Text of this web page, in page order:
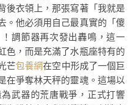
後衣領上，那張寫著「我就是
。他必須用自己最真實的「傻
調節器再次發出轟鳴，這一
色，而是充滿了水瓶座特有的
芒包養網在空中形成了一個巨
在爭奪林天秤的靈魂。這場以
武器的荒唐戰爭，正式打響